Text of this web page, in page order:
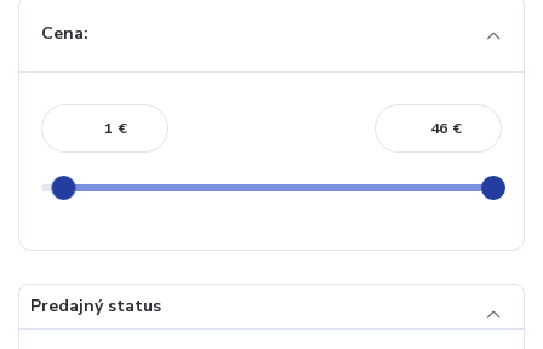
Cena:
€ €
Predajný status